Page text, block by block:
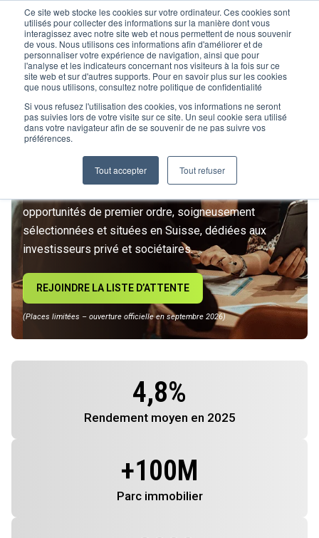
Ce site web stocke les cookies sur votre ordinateur. Ces cookies sont
utilisés pour collecter des informations sur la manière dont vous
interagissez avec notre site web et nous permettent de nous souvenir
de vous. Nous utilisons ces informations afin d'améliorer et de
personnaliser votre expérience de navigation, ainsi que pour
l'analyse et les indicateurs concernant nos visiteurs à la fois sur ce
site web et sur d'autres supports. Pour en savoir plus sur les cookies
que nous utilisons, consultez notre politique de confidentialité
Si vous refusez l'utilisation des cookies, vos informations ne seront
pas suivies lors de votre visite sur ce site. Un seul cookie sera utilisé
dans votre navigateur afin de se souvenir de ne pas suivre vos
préférences.
Tout accepter Tout refuser
L’IMMOBILIER
D’INVESTISSEMENT ENTRE
DANS UNE NOUVELLE ÈRE
Rejoignez le premier club privé d'investissement
opportunités de premier ordre, soigneusement
sélectionnées et situées en Suisse, dédiées aux
investisseurs privé et sociétaires.
REJOINDRE LA LISTE D’ATTENTE
(Places limitées – ouverture officielle en septembre 2026)
4,8%
Rendement moyen en 2025
+100M
Parc immobilier